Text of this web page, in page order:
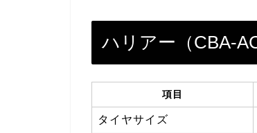
ハリアー（CBA-
項目
タイヤサイズ